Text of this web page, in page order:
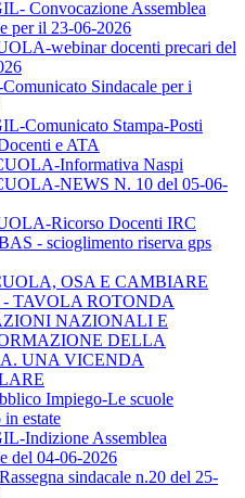
Convocazione Assemblea
per il 23-06-2026
webinar docenti precari del
Sindacale per i
Comunicato Stampa-Posti
e ATA
Informativa Naspi
NEWS N. 10 del 05-06-
Ricorso Docenti IRC
- scioglimento riserva gps
OSA E CAMBIARE
- TAVOLA ROTONDA
NAZIONALI E
DELLA
UNA VICENDA
Impiego-Le scuole
estate
Indizione Assemblea
del 04-06-2026
sindacale n.20 del 25-